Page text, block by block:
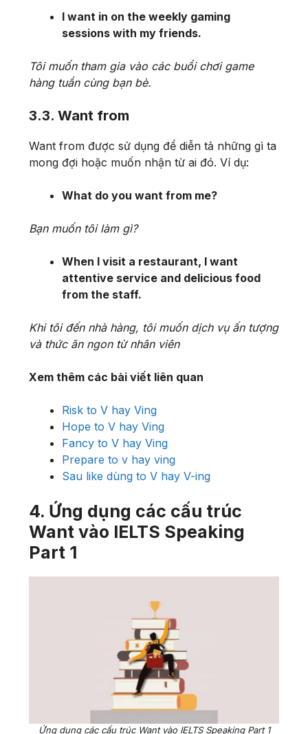
I want in on the weekly gaming
sessions with my friends.
Tôi muốn tham gia vào các buổi chơi game
hàng tuần cùng bạn bè.
3.3. Want from
Want from được sử dụng để diễn tả những gì ta
mong đợi hoặc muốn nhận từ ai đó. Ví dụ:
What do you want from me?
Bạn muốn tôi làm gì?
When I visit a restaurant, I want
attentive service and delicious food
from the staff.
Khi tôi đến nhà hàng, tôi muốn dịch vụ ấn tượng
và thức ăn ngon từ nhân viên
Xem thêm các bài viết liên quan
Risk to V hay Ving
Hope to V hay Ving
Fancy to V hay Ving
Prepare to v hay ving
Sau like dùng to V hay V-ing
4. Ứng dụng các cấu trúc
Want vào IELTS Speaking
Part 1
Ứng dụng các cấu trúc Want vào IELTS Speaking Part 1